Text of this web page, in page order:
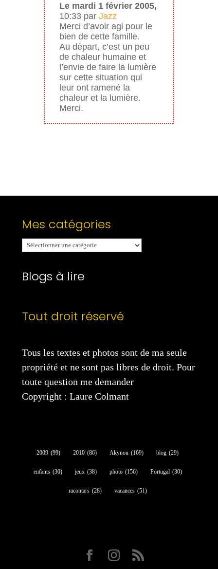
Le mardi 1 février 2005,
10:33 par Jazz
Merci d’avoir agi pour le
bien de cette famille.
Au départ, c’est un peu
de chaleur humaine et
l’envie de faire la lumière
sur cette situation qui
leur ont ramené la
chaleur et la lumière.
Merci.
Mes catégories
Mes
catégories
Blogs à lire
Tout droit réservé
Tous les textes et photos sont de ma seule
propriété et ne sont pas libres de droit. Pour
toute question me demander
Copyright : Laure Colmant
2009 (99) 2010 (86) Akynou (169) blog (29)
enfants (30) jeux (38) photo (156) Portugal (30)
racontars (28) vacances (51)